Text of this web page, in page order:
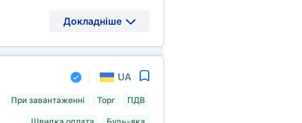
Докладніше
UA
При завантаженні Торг ПДВ